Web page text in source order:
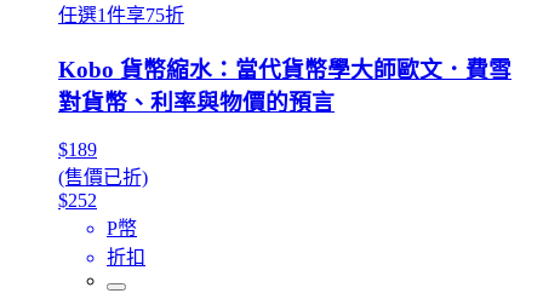
任選1件享75折
Kobo 貨幣縮水：當代貨幣學大師歐文．費雪
對貨幣、利率與物價的預言
$189
(售價已折)
$252
P幣
折扣